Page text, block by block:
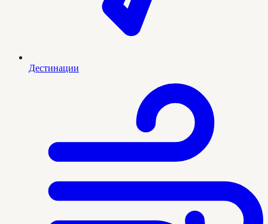
Дестинации